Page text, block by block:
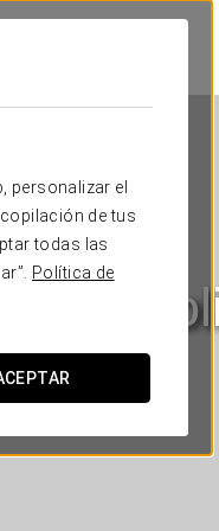
personalizar el
de tus
todas las
Política de